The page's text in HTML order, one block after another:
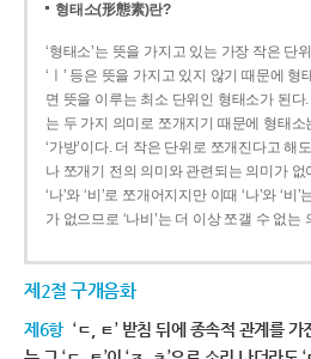
형태소(形態素)란?
‘형태소’는 뜻을 가지고 있는 가장 작은 단
‘ㅣ’ 등은 뜻을 가지고 있지 않기 때문에 형
면 뜻을 이루는 최소 단위인 형태소가 된다.
는 두 가지 의미로 쪼개지기 때문에 형태소
‘가방’이다. 더 작은 단위로 쪼개진다고 해
나 쪼개기 전의 의미와 관련되는 의미가 없
‘나’와 ‘비’로 쪼개어지지만 이때 ‘나’와 ‘비
가 없으므로 ‘나비’는 더 이상 쪼갤 수 없
제2절 구개음화
제6항 ‘ㄷ, ㅌ’ 받침 뒤에 종속적 관계를 가